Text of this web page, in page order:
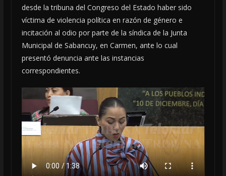
desde la tribuna del Congreso del Estado haber sido
víctima de violencia política en razón de género e
incitación al odio por parte de la síndica de la Junta
Municipal de Sabancuy, en Carmen, ante lo cual
presentó denuncia ante las instancias
correspondientes.